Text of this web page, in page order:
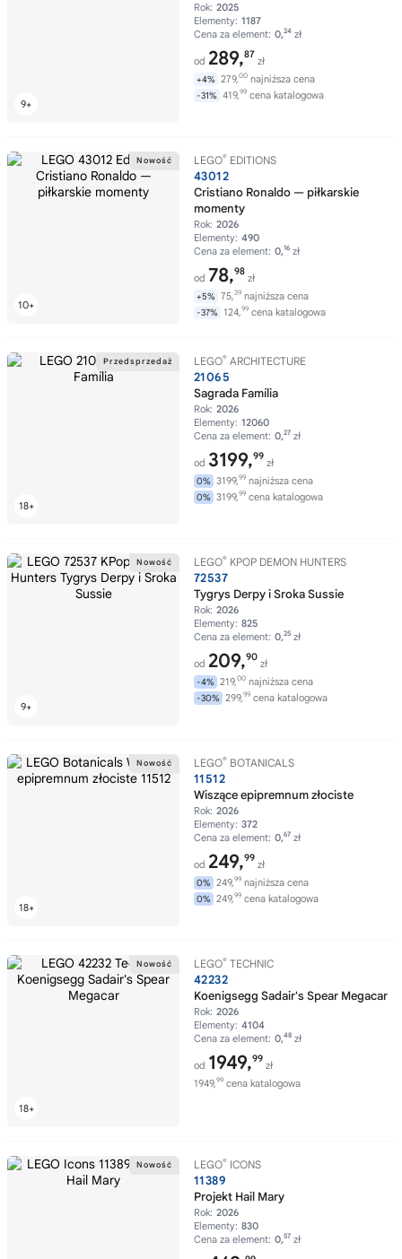
Rok: 2025
Elementy: 1187
Cena za element: 0,24 zł
od 289,87
zł
+4% 279,00 najniższa cena
-31% 419,99 cena katalogowa
LEGO® EDITIONS
43012
Cristiano Ronaldo — piłkarskie
momenty
Rok: 2026
Elementy: 490
Cena za element: 0,16 zł
od 78,98
zł
+5% 75,39 najniższa cena
-37% 124,99 cena katalogowa
LEGO® ARCHITECTURE
21065
Sagrada Família
Rok: 2026
Elementy: 12060
Cena za element: 0,27 zł
od 3199,99
zł
0% 3199,99 najniższa cena
0% 3199,99 cena katalogowa
LEGO® KPOP DEMON HUNTERS
72537
Tygrys Derpy i Sroka Sussie
Rok: 2026
Elementy: 825
Cena za element: 0,25 zł
od 209,90
zł
-4% 219,00 najniższa cena
-30% 299,99 cena katalogowa
LEGO® BOTANICALS
11512
Wiszące epipremnum złociste
Rok: 2026
Elementy: 372
Cena za element: 0,67 zł
od 249,99
zł
0% 249,99 najniższa cena
0% 249,99 cena katalogowa
LEGO® TECHNIC
42232
Koenigsegg Sadair's Spear Megacar
Rok: 2026
Elementy: 4104
Cena za element: 0,48 zł
od 1949,99
zł
1949,99 cena katalogowa
LEGO® ICONS
11389
Projekt Hail Mary
Rok: 2026
Elementy: 830
Cena za element: 0,57 zł